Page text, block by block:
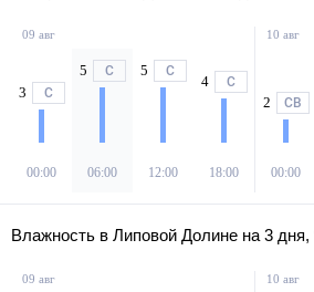
09 авг
3 С
00:00
5 С
06:00
5 С
12:00
4 С
18:00
10 авг
2 СВ
00:00
Влажность в Липовой Долине на 3 дня,
09 авг 10 авг